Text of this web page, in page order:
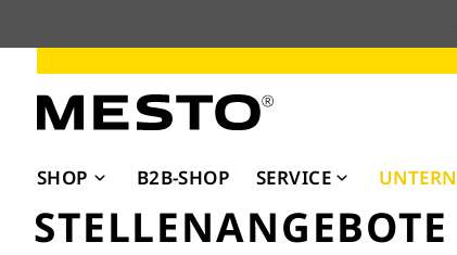
Inhalt
SHOP B2B-SHOP SERVICE
STELLENANGEBOTE